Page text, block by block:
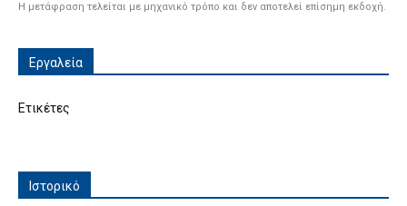
Η μετάφραση τελείται με μηχανικό τρόπο και δεν αποτελεί επίσημη εκδοχή.
Εργαλεία
Ετικέτες
Ιστορικό